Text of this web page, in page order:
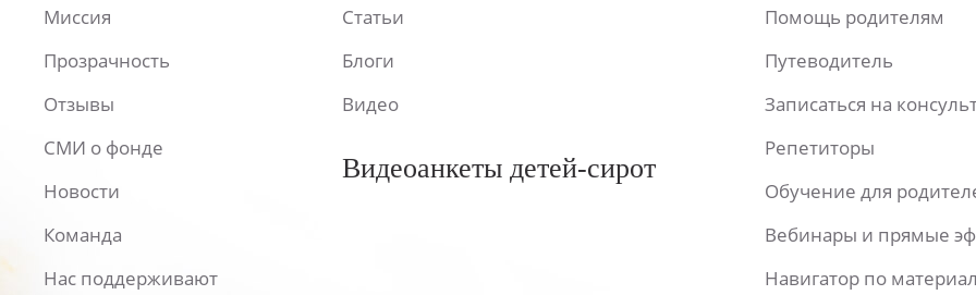
Миссия
Прозрачность
Отзывы
СМИ о фонде
Новости
Команда
Нас поддерживают
Статьи
Блоги
Видео
Видеоанкеты детей-сирот
Помощь родителям
Путеводитель
Записаться на
Репетиторы
Обучение для
Вебинары и прямые
Навигатор по